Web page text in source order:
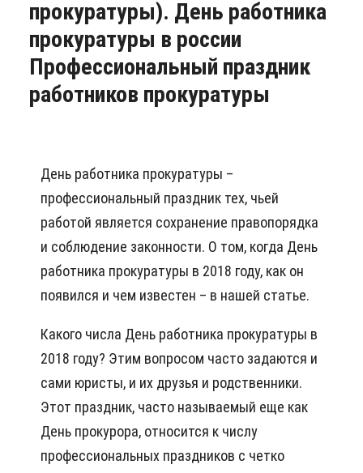
прокуратуры). День работника
прокуратуры в россии
Профессиональный праздник
работников прокуратуры
День работника прокуратуры –
профессиональный праздник тех, чьей
работой является сохранение правопорядка
и соблюдение законности. О том, когда День
работника прокуратуры в 2018 году, как он
появился и чем известен – в нашей статье.
Какого числа День работника прокуратуры в
2018 году? Этим вопросом часто задаются и
сами юристы, и их друзья и родственники.
Этот праздник, часто называемый еще как
День прокурора, относится к числу
профессиональных праздников с четко